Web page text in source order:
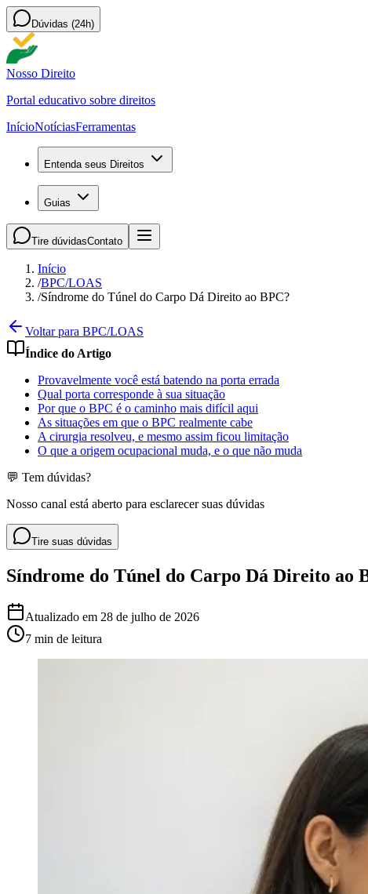
Dúvidas (24h)
Nosso Direito
Portal educativo sobre direitos
InícioNotíciasFerramentas
Entenda seus Direitos
Guias
Tire dúvidasContato
Início
/BPC/LOAS
/Síndrome do Túnel do Carpo Dá Direito ao BPC?
Voltar para BPC/LOAS
Índice do Artigo
Provavelmente você está batendo na porta errada
Qual porta corresponde à sua situação
Por que o BPC é o caminho mais difícil aqui
As situações em que o BPC realmente cabe
A cirurgia resolveu, e mesmo assim ficou limitação
O que a origem ocupacional muda, e o que não muda
💬 Tem dúvidas?
Nosso canal está aberto para esclarecer suas dúvidas
Tire suas dúvidas
Síndrome do Túnel do Carpo Dá Direito ao
Atualizado em 28 de julho de 2026
7 min de leitura